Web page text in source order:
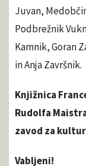
Juvan,
Podbrežnik
Kamnik, Goran
in Anja Završnik.
Knjižnica
Rudolfa
zavod za
Vabljeni!